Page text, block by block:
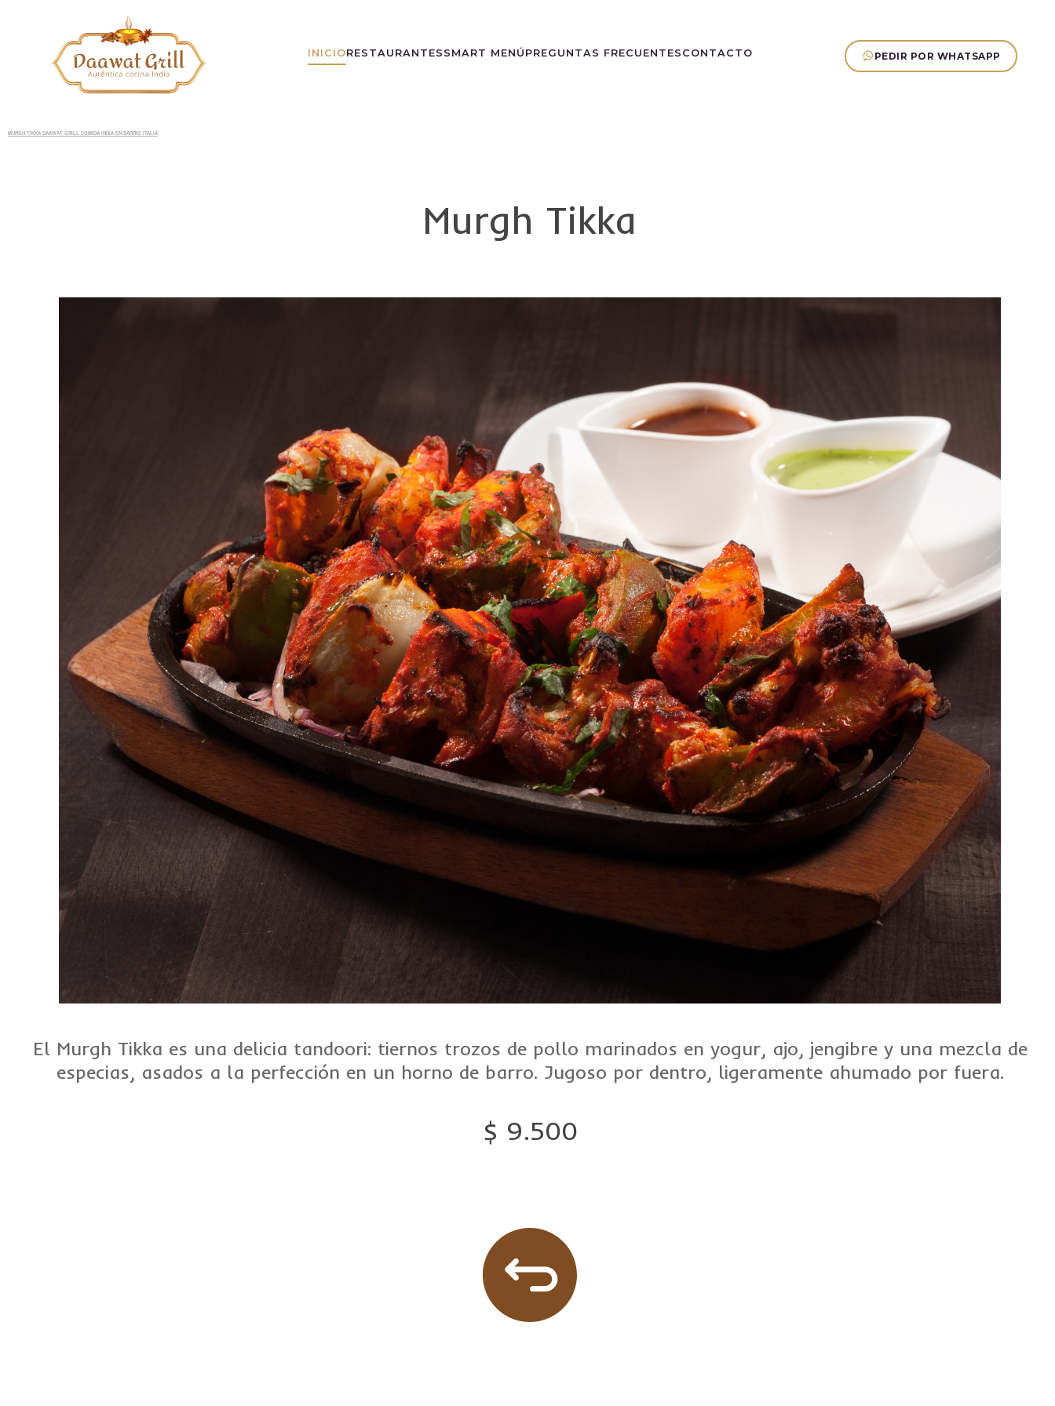
INICIORESTAURANTES SMART MENÚ PREGUNTAS FRECUENTES CONTACTO PEDIR POR WHATSAPP
MURGH TIKKA DAAWAT GRILL COMIDA INDIA EN BARRIO ITALIA
Murgh Tikka
El Murgh Tikka es una delicia tandoori: tiernos trozos de pollo marinados en yogur, ajo, jengibre y una mezcla de
especias, asados a la perfección en un horno de barro. Jugoso por dentro, ligeramente ahumado por fuera.
$ 9.500